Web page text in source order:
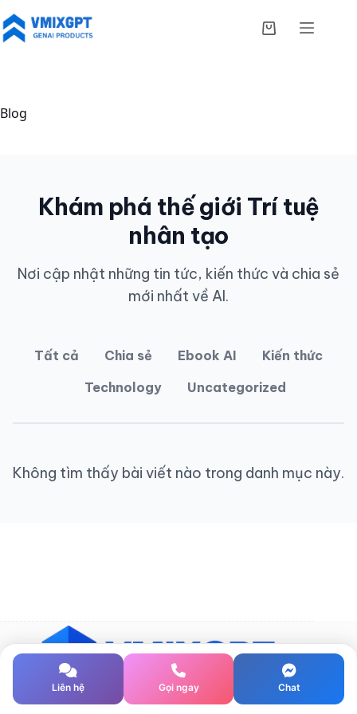
đến
phần
Giỏ
Blog
Khám phá thế giới Trí tuệ
nhân tạo
Nơi cập nhật những tin tức, kiến thức và chia sẻ
mới nhất về AI.
Tất cả Chia sẻ Ebook AI
Kiến thức
Technology
Uncategorized
Không tìm thấy bài viết nào trong danh mục này.
Bản quyền @ 2026 -vMix việt Nam
Liên hệ Gọi ngay Chat